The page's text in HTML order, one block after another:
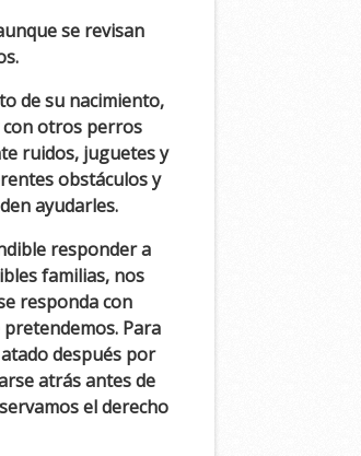
se revisan
de su nacimiento,
con otros perros
ruidos, juguetes y
obstáculos y
ayudarles.
responder a
familias, nos
responda con
Para
después por
atrás antes de
el derecho